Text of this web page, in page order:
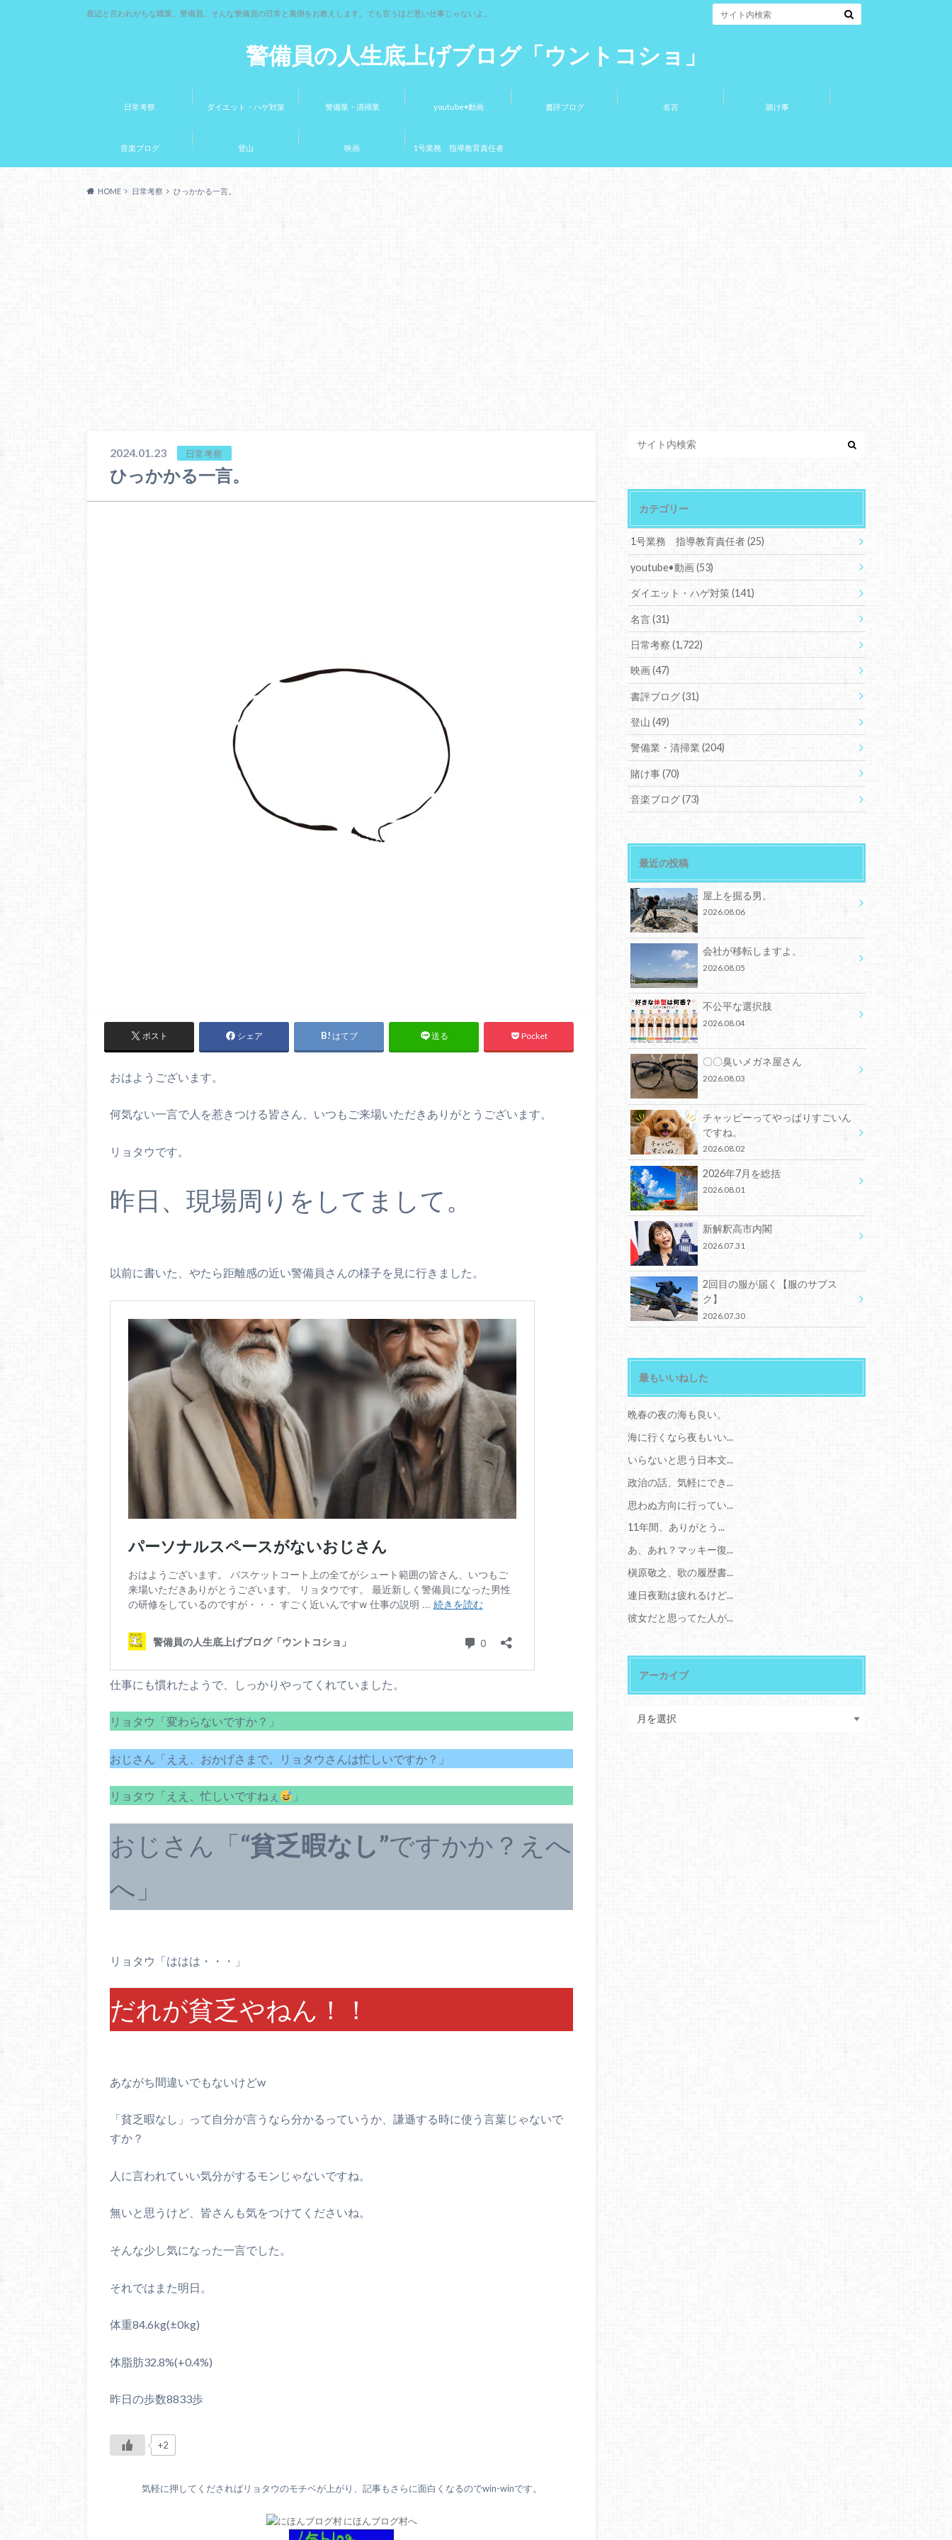
警備員の人生底上げブログ「ウントコショ」
底辺と言われがちな職業、警備員。そんな警備員の日常と裏側をお教えします。でも言うほど悪い仕事じゃないよ。
日常考察 ダイエット・ハゲ対策 警備業・清掃業 youtube•動画 書評ブログ 名言 賭け事
音楽ブログ 登山 映画 1号業務 指導教育責任者
HOME 日常考察 ひっかかる一言。
2024.01.23 日常考察
ひっかかる一言。
ポスト シェア はてブ 送る Pocket
おはようございます。
何気ない一言で人を惹きつける皆さん、いつもご来場いただきありがとうございます。
リョタウです。
昨日、現場周りをしてまして。
以前に書いた、やたら距離感の近い警備員さんの様子を見に行きました。
仕事にも慣れたようで、しっかりやってくれていました。
リョタウ「変わらないですか？」
おじさん「ええ、おかげさまで。リョタウさんは忙しいですか？」
リョタウ「ええ、忙しいですねぇ 」
おじさん「“貧乏暇なし”ですかか？えへ
へ」
リョタウ「ははは・・・」
だれが貧乏やねん！！
あながち間違いでもないけどw
「貧乏暇なし」って自分が言うなら分かるっていうか、謙遜する時に使う言葉じゃないで
すか？
人に言われていい気分がするモンじゃないですね。
無いと思うけど、皆さんも気をつけてくださいね。
そんな少し気になった一言でした。
それではまた明日。
体重84.6kg(±0kg)
体脂肪32.8%(+0.4%)
昨日の歩数8833歩
+2
気軽に押してくださればリョタウのモチベが上がり、記事もさらに面白くなるのでwin-winです。
カテゴリー
1号業務 指導教育責任者(25)
youtube•動画(53)
ダイエット・ハゲ対策(141)
名言(31)
日常考察(1,722)
映画(47)
書評ブログ(31)
登山(49)
警備業・清掃業(204)
賭け事(70)
音楽ブログ(73)
最近の投稿
屋上を掘る男。
2026.08.06
会社が移転しますよ。
2026.08.05
不公平な選択肢
2026.08.04
〇〇臭いメガネ屋さん
2026.08.03
チャッピーってやっぱりすごいん
ですね。
2026.08.02
2026年7月を総括
2026.08.01
新解釈高市内閣
2026.07.31
2回目の服が届く【服のサブス
ク】
2026.07.30
最もいいねした
晩春の夜の海も良い。
海に行くなら夜もいい...
いらないと思う日本文...
政治の話、気軽にでき...
思わぬ方向に行ってい...
11年間、ありがとう...
あ、あれ？マッキー復...
槇原敬之、歌の履歴書...
連日夜勤は疲れるけど...
彼女だと思ってた人が...
アーカイブ